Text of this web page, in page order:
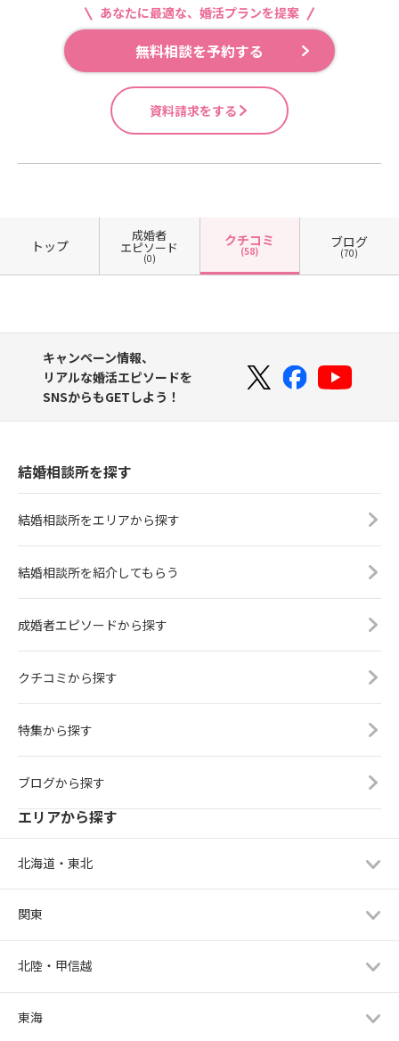
あなたに最適な、婚活プランを提案
無料相談を予約する
資料請求をする
トップ
成婚者
エピソード
(0)
クチコミ
(58)
ブログ
(70)
キャンペーン情報、
リアルな婚活エピソードを
SNSからもGETしよう！
結婚相談所を探す
結婚相談所をエリアから探す
結婚相談所を紹介してもらう
成婚者エピソードから探す
クチコミから探す
特集から探す
ブログから探す
エリアから探す
北海道・東北
関東
北陸・甲信越
東海